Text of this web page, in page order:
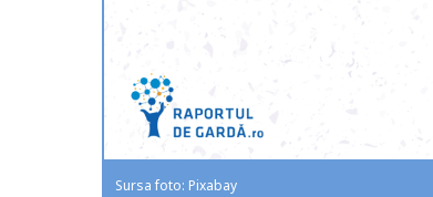
Sursa foto: Pixabay